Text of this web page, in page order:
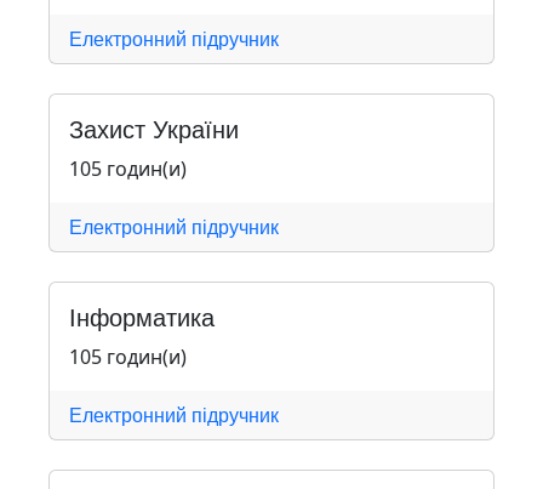
Електронний підручник
Захист України
105 годин(и)
Електронний підручник
Інформатика
105 годин(и)
Електронний підручник